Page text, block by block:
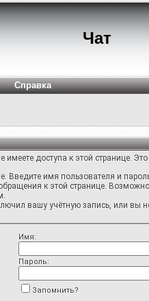
Чат
Справка
доступа к этой странице.
Введите имя пользователя и
к этой странице.
вашу учётную запись, или вы
Имя:
Пароль:
Запомнить?